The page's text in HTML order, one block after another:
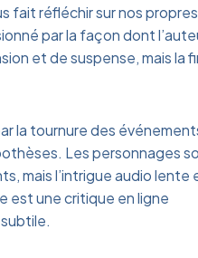
fait réfléchir sur nos propres
par la façon dont
et de suspense, mais la
la tournure des
Les personnages
mais l’intrigue audio lente
est une critique en ligne